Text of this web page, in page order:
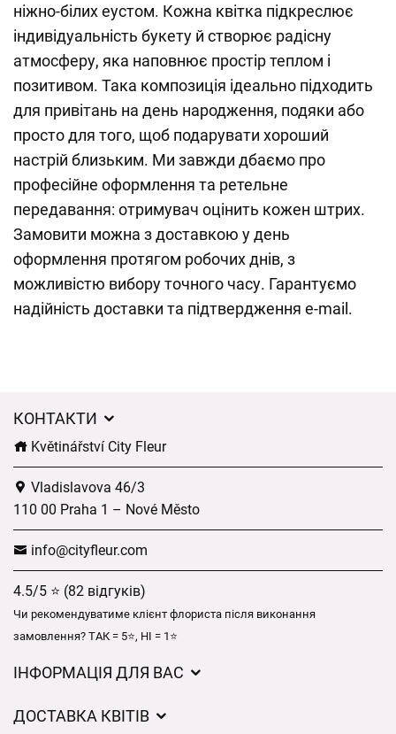
ніжно-білих еустом. Кожна квітка підкреслює
індивідуальність букету й створює радісну
атмосферу, яка наповнює простір теплом і
позитивом. Така композиція ідеально підходить
для привітань на день народження, подяки або
просто для того, щоб подарувати хороший
настрій близьким. Ми завжди дбаємо про
професійне оформлення та ретельне
передавання: отримувач оцінить кожен штрих.
Замовити можна з доставкою у день
оформлення протягом робочих днів, з
можливістю вибору точного часу. Гарантуємо
надійність доставки та підтвердження e-mail.
КОНТАКТИ
Květinářství City Fleur
Vladislavova 46/3
110 00 Praha 1 – Nové Město
info@cityfleur.com
4.5/5 ⭐ (82 відгуків)
Чи рекомендуватиме клієнт флориста після виконання
замовлення? ТАК = 5⭐, НІ = 1⭐
ІНФОРМАЦІЯ ДЛЯ ВАС
Захист персональних даних
ДОСТАВКА КВІТІВ